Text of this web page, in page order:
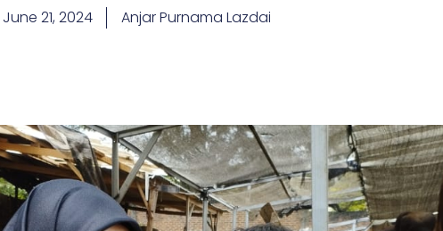
June 21, 2024 Anjar Purnama Lazdai